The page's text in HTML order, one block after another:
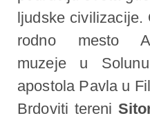
ljudske civilizacije.
rodno mesto
muzeje u
apostola Pavla u
Brdoviti tereni